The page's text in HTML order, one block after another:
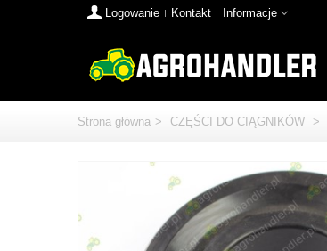
Logowanie Kontakt Informacje
Strona główna > CZĘŚCI DO CIĄGNIKÓW >